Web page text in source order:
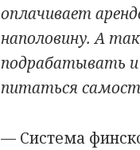
оплачивает
наполовину. А
подрабатывать
питаться
— Система